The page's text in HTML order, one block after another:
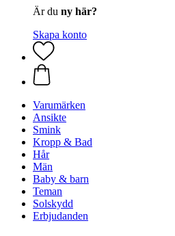
Är du ny här?
Skapa konto
Varumärken
Ansikte
Smink
Kropp & Bad
Hår
Män
Baby & barn
Teman
Solskydd
Erbjudanden